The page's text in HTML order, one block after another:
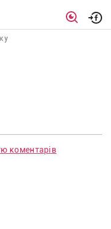
коментарів